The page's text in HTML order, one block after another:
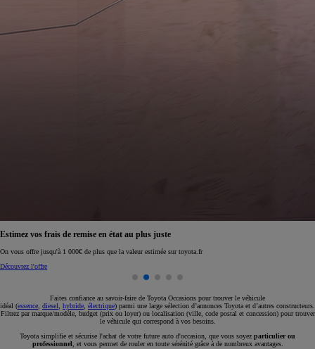
Réservez en ligne votre occasion pour 1€ seulement
Réservez en ligne
Faites confiance au savoir-faire de Toyota Occasions pour trouver le véhicule
idéal (essence diesel hybride électrique) parmi une large sélection d’annonces Toyota et d’autres constructeurs.
Filtrez par marque/modèle, budget (prix ou loyer) ou localisation (ville, code postal et concession) pour trouver
le véhicule qui correspond à vos besoins.
Toyota simplifie et sécurise l'achat de votre future auto d'occasion, que vous soyez particulier ou
professionnel , et vous permet de rouler en toute sérénité grâce à de nombreux avantages.